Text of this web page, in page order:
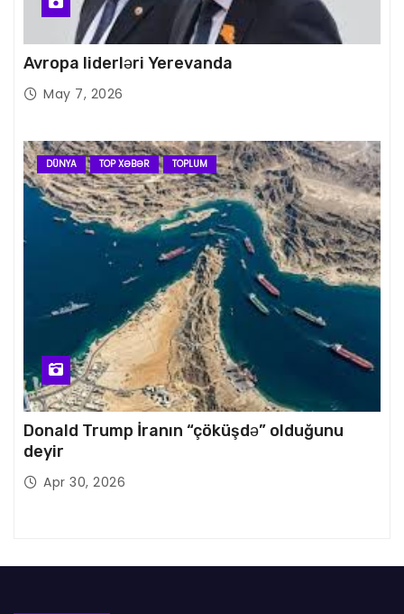
Avropa liderləri Yerevanda
May 7, 2026
DÜNYA TOP XƏBƏR TOPLUM
Donald Trump İranın “çöküşdə” olduğunu
deyir
Apr 30, 2026